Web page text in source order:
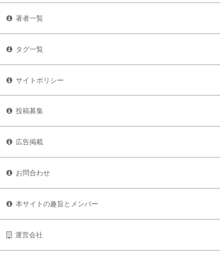
著者一覧
タグ一覧
サイトポリシー
投稿募集
広告掲載
お問合わせ
本サイトの趣旨とメンバー
運営会社